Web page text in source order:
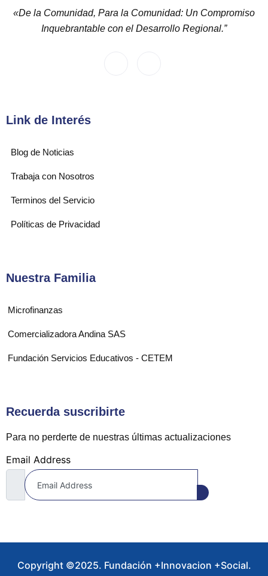
«De la Comunidad, Para la Comunidad: Un Compromiso
Inquebrantable con el Desarrollo Regional.”
Link de Interés
Blog de Noticias
Trabaja con Nosotros
Terminos del Servicio
Políticas de Privacidad
Nuestra Familia
Microfinanzas
Comercializadora Andina SAS
Fundación Servicios Educativos - CETEM
Recuerda suscribirte
Para no perderte de nuestras últimas actualizaciones
Email Address
Copyright ©2025. Fundación +Innovacion +Social.